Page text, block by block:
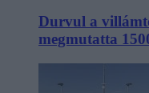
Durvul a
megmutatta